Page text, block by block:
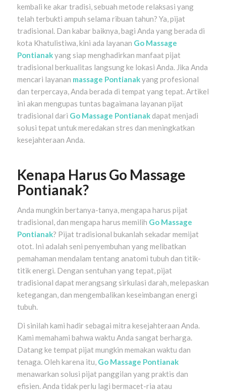
kembali ke akar tradisi, sebuah metode relaksasi yang
telah terbukti ampuh selama ribuan tahun? Ya, pijat
tradisional. Dan kabar baiknya, bagi Anda yang berada di
kota Khatulistiwa, kini ada layanan Go Massage
Pontianakyang siap menghadirkan manfaat pijat
tradisional berkualitas langsung ke lokasi Anda. Jika Anda
mencari layanan massage Pontianakyang profesional
dan terpercaya, Anda berada di tempat yang tepat. Artikel
ini akan mengupas tuntas bagaimana layanan pijat
tradisional dari Go Massage Pontianakdapat menjadi
solusi tepat untuk meredakan stres dan meningkatkan
kesejahteraan Anda.
Kenapa Harus Go Massage
Pontianak?
Anda mungkin bertanya-tanya, mengapa harus pijat
tradisional, dan mengapa harus memilih Go Massage
Pontianak? Pijat tradisional bukanlah sekadar memijat
otot. Ini adalah seni penyembuhan yang melibatkan
pemahaman mendalam tentang anatomi tubuh dan titik-
titik energi. Dengan sentuhan yang tepat, pijat
tradisional dapat merangsang sirkulasi darah, melepaskan
ketegangan, dan mengembalikan keseimbangan energi
tubuh.
Di sinilah kami hadir sebagai mitra kesejahteraan Anda.
Kami memahami bahwa waktu Anda sangat berharga.
Datang ke tempat pijat mungkin memakan waktu dan
tenaga. Oleh karena itu, Go Massage Pontianak
menawarkan solusi pijat panggilan yang praktis dan
efisien. Anda tidak perlu lagi bermacet-ria atau